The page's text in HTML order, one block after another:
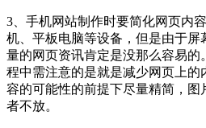
3、手机网站制作时要简化网页内
机、平板电脑等设备，但是由于屏
量的网页资讯肯定是没那么容易的
程中需注意的是就是减少网页上的
容的可能性的前提下尽量精简，
者不放。